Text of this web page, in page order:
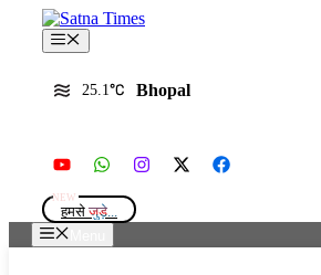
content
Menu
25.1 Bhopal
हमसे जुड़े...